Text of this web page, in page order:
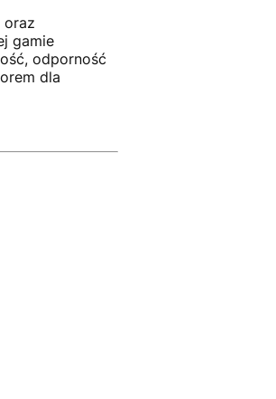
oraz
gamie
odporność
dla